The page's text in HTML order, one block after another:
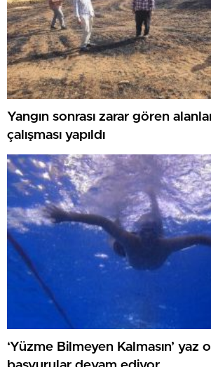
Yangın sonrası zarar gören
çalışması yapıldı
‘Yüzme Bilmeyen Kalmasın’ yaz